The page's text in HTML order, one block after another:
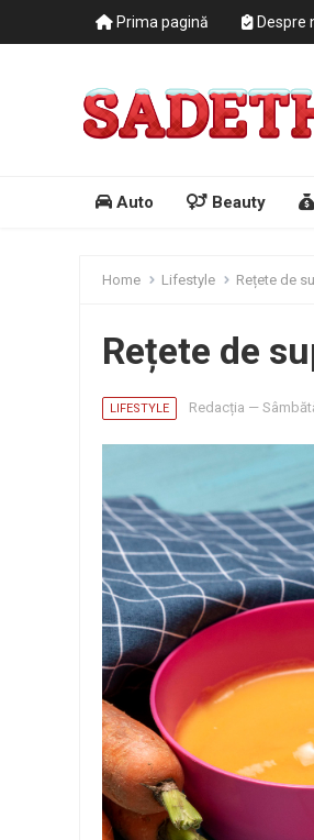
Prima pagină Despre
Auto Beauty
Home Lifestyle Rețete de
Rețete de
LIFESTYLE Redacția —